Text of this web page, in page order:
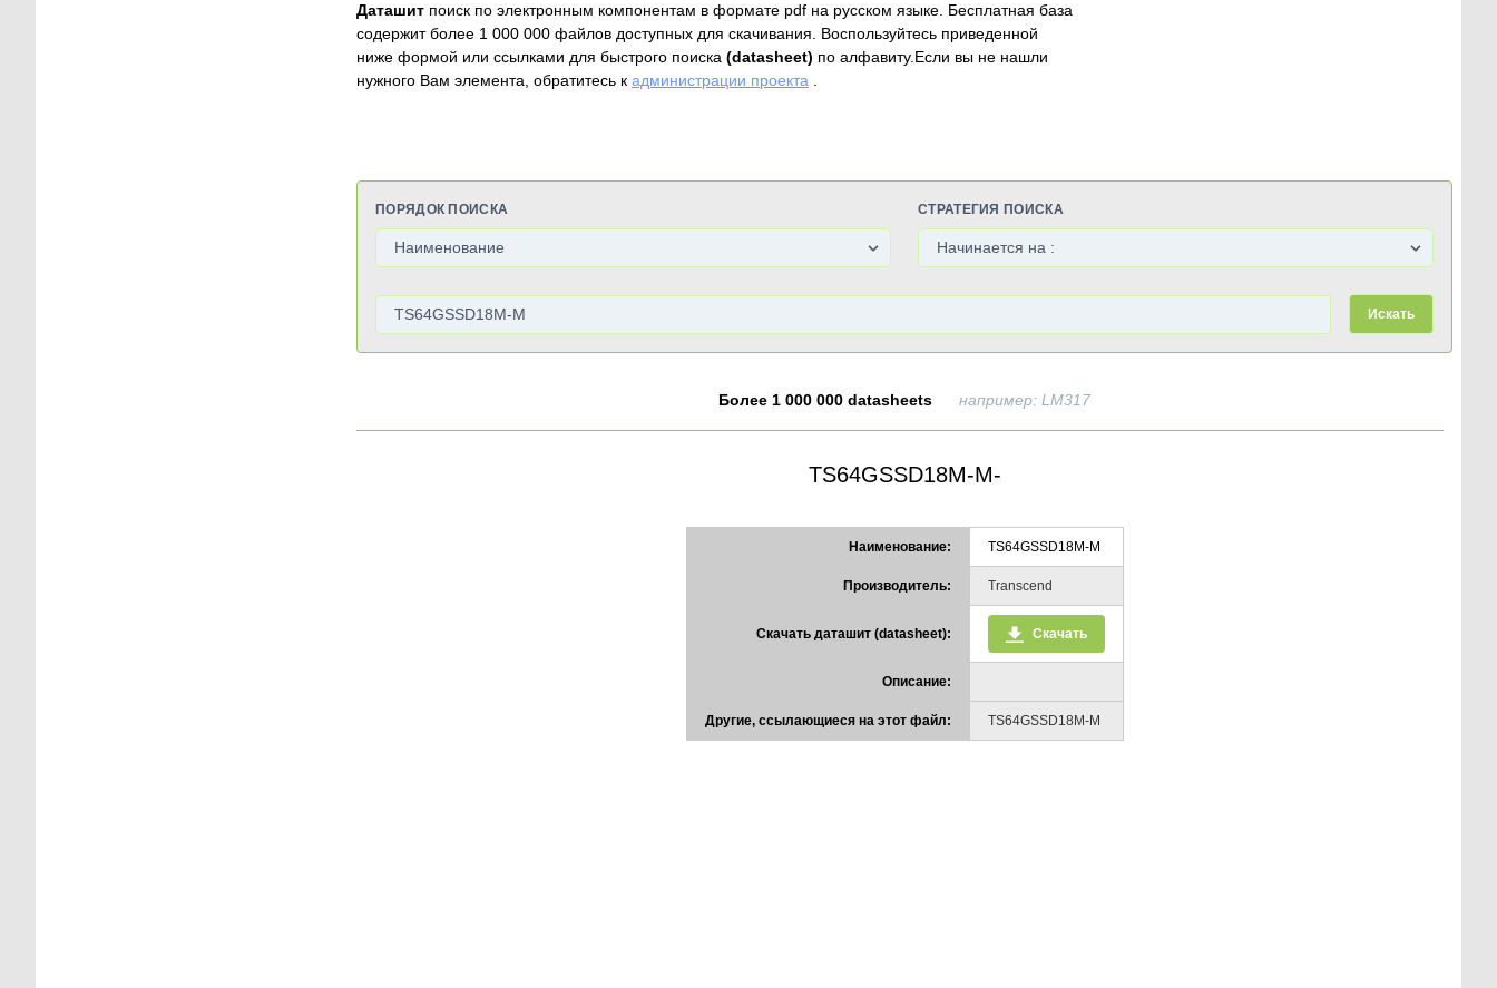
Даташит поиск по электронным компонентам в формате pdf на русском языке. Бесплатная база
содержит более 1 000 000 файлов доступных для скачивания. Воспользуйтесь приведенной
ниже формой или ссылками для быстрого поиска (datasheet) по алфавиту.Если вы не нашли
нужного Вам элемента, обратитесь к администрации проекта .
ПОРЯДОК ПОИСКА СТРАТЕГИЯ ПОИСКА
Искать
Более 1 000 000 datasheets например: LM317
TS64GSSD18M-M-
Наименование: TS64GSSD18M-M
Производитель: Transcend
Скачать даташит (datasheet): Скачать
Описание:
Другие, ссылающиеся на этот файл: TS64GSSD18M-M